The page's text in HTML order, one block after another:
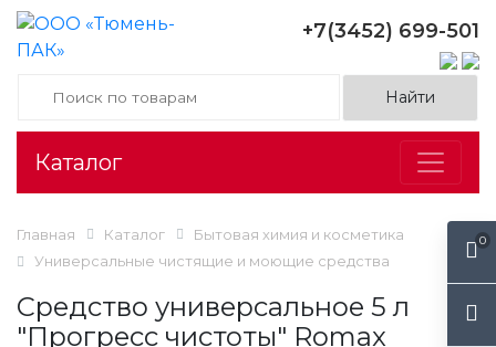
0
+7(3452) 699-501
Каталог
Главная Каталог
Бытовая химия и косметика
Универсальные чистящие и моющие средства
Средство универсальное 5 л
"Прогресс чистоты" Romax